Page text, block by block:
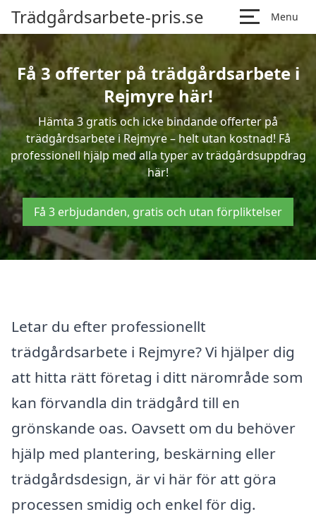
Trädgårdsarbete-pris.se Menu
Få 3 offerter på trädgårdsarbete i
Rejmyre här!
Hämta 3 gratis och icke bindande offerter på
trädgårdsarbete i Rejmyre – helt utan kostnad! Få
professionell hjälp med alla typer av trädgårdsuppdrag
här!
Få 3 erbjudanden, gratis och utan förpliktelser
Letar du efter professionellt
trädgårdsarbete i Rejmyre? Vi hjälper dig
att hitta rätt företag i ditt närområde som
kan förvandla din trädgård till en
grönskande oas. Oavsett om du behöver
hjälp med plantering, beskärning eller
trädgårdsdesign, är vi här för att göra
processen smidig och enkel för dig.